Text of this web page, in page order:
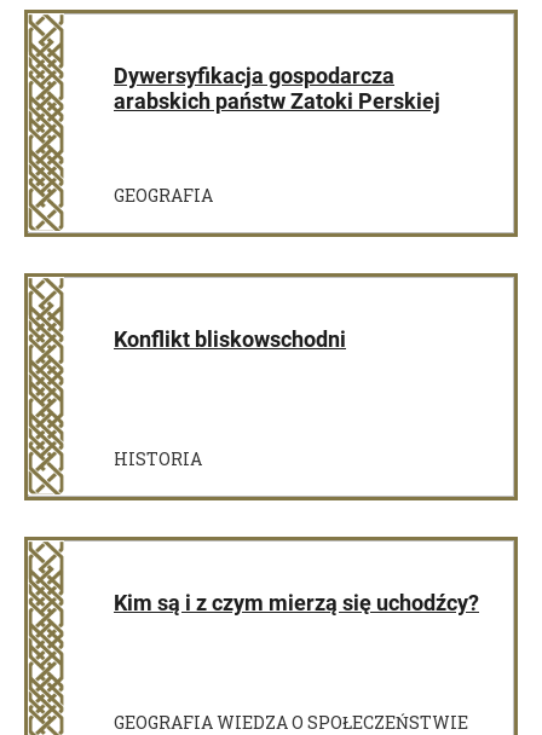
Dywersyfikacja gospodarcza
arabskich państw Zatoki Perskiej
GEOGRAFIA
Konflikt bliskowschodni
HISTORIA
Kim są i z czym mierzą się uchodźcy?
GEOGRAFIA WIEDZA O SPOŁECZEŃSTWIE